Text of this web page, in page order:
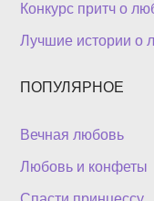
Конкурс притч о
Лучшие истории о
ПОПУЛЯРНОЕ
Вечная любовь
Любовь и конфеты